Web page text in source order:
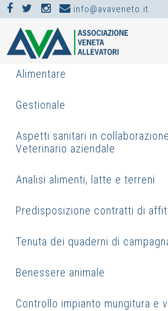
info@avaveneto.it
SERVIZI>CONSULENZA ZOOTECNICA>
CONTROLLO DELLA ROUTINE DI
Alimentare
Gestionale
Aspetti sanitari in
Veterinario aziendale
Analisi alimenti, latte e terreni
Predisposizione contratti di
Tenuta dei quaderni di
Benessere animale
Controllo impianto mungitura e